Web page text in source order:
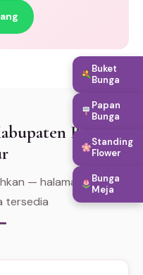
Barito
— halaman khusus
tersedia
Buket
Bunga
Papan
Bunga
Standing
Flower
Bunga
Meja